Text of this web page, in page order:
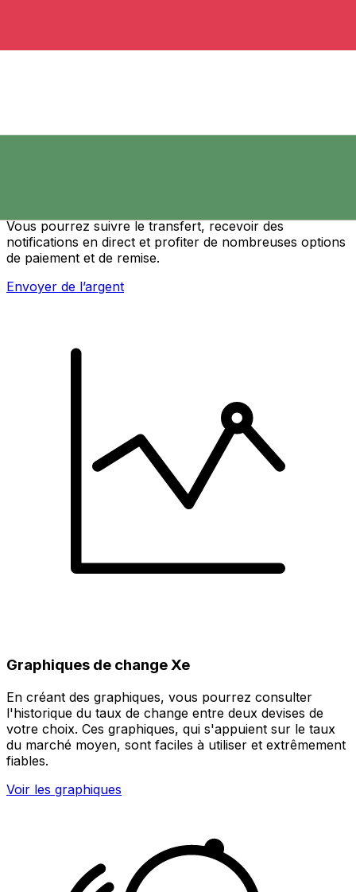
Vous pourrez suivre le transfert, recevoir des
notifications en direct et profiter de nombreuses options
de paiement et de remise.
Envoyer de l’argent
Graphiques de change Xe
En créant des graphiques, vous pourrez consulter
l'historique du taux de change entre deux devises de
votre choix. Ces graphiques, qui s'appuient sur le taux
du marché moyen, sont faciles à utiliser et extrêmement
fiables.
Voir les graphiques